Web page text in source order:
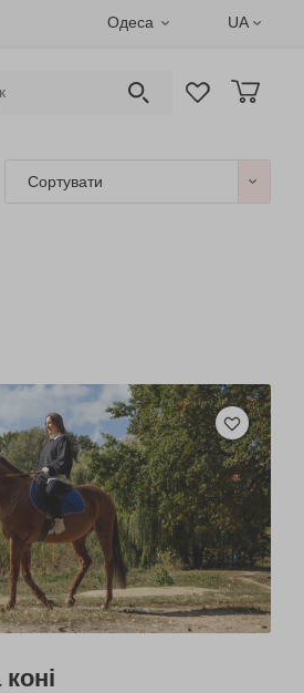
Одеса UA
Сортувати